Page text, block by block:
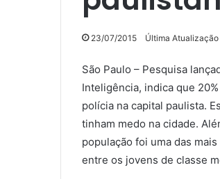
23/07/2015 Última
São Paulo – Pesquisa
Inteligência, indica que
polícia na capital paulista.
tinham medo na cidade.
população foi uma das
entre os jovens de classe